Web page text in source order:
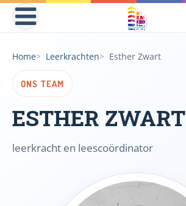
Home Leerkrachten Esther Zwart
ONS TEAM
ESTHER ZWART
leerkracht en leescoördinator